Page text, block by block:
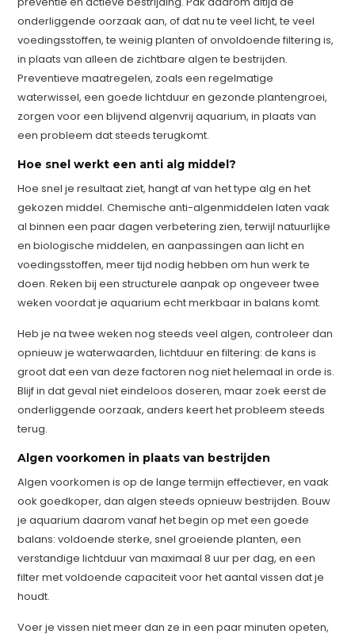
onderliggende oorzaak aan, of dat nu te veel licht, te veel
voedingsstoffen, te weinig planten of onvoldoende filtering is,
in plaats van alleen de zichtbare algen te bestrijden.
Preventieve maatregelen, zoals een regelmatige
waterwissel, een goede lichtduur en gezonde plantengroei,
zorgen voor een blijvend algenvrij aquarium, in plaats van
een probleem dat steeds terugkomt.
Hoe snel werkt een anti alg middel?
Hoe snel je resultaat ziet, hangt af van het type alg en het
gekozen middel. Chemische anti-algenmiddelen laten vaak
al binnen een paar dagen verbetering zien, terwijl natuurlijke
en biologische middelen, en aanpassingen aan licht en
voedingsstoffen, meer tijd nodig hebben om hun werk te
doen. Reken bij een structurele aanpak op ongeveer twee
weken voordat je aquarium echt merkbaar in balans komt.
Heb je na twee weken nog steeds veel algen, controleer dan
opnieuw je waterwaarden, lichtduur en filtering: de kans is
groot dat een van deze factoren nog niet helemaal in orde is.
Blijf in dat geval niet eindeloos doseren, maar zoek eerst de
onderliggende oorzaak, anders keert het probleem steeds
terug.
Algen voorkomen in plaats van bestrijden
Algen voorkomen is op de lange termijn effectiever, en vaak
ook goedkoper, dan algen steeds opnieuw bestrijden. Bouw
je aquarium daarom vanaf het begin op met een goede
balans: voldoende sterke, snel groeiende planten, een
verstandige lichtduur van maximaal 8 uur per dag, en een
filter met voldoende capaciteit voor het aantal vissen dat je
houdt.
Voer je vissen niet meer dan ze in een paar minuten opeten,